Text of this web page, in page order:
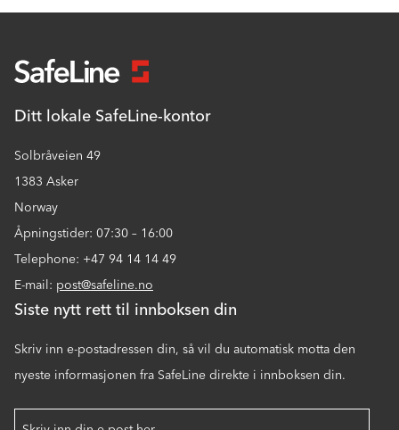
Ditt lokale SafeLine-kontor
Solbråveien 49
1383 Asker
Norway
Åpningstider: 07:30 – 16:00
Telephone: +47 94 14 14 49
E-mail: post@safeline.no
Siste nytt rett til innboksen din
Skriv inn e-postadressen din, så vil du automatisk motta den
nyeste informasjonen fra SafeLine direkte i innboksen din.